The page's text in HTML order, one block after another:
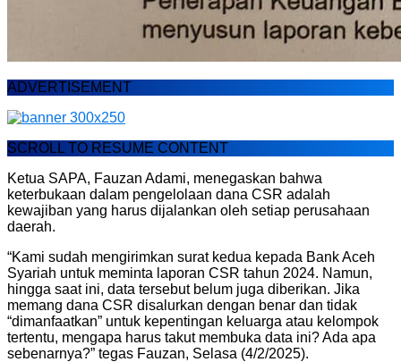
ADVERTISEMENT
SCROLL TO RESUME CONTENT
Ketua SAPA, Fauzan Adami, menegaskan bahwa
keterbukaan dalam pengelolaan dana CSR adalah
kewajiban yang harus dijalankan oleh setiap perusahaan
daerah.
“Kami sudah mengirimkan surat kedua kepada Bank Aceh
Syariah untuk meminta laporan CSR tahun 2024. Namun,
hingga saat ini, data tersebut belum juga diberikan. Jika
memang dana CSR disalurkan dengan benar dan tidak
“dimanfaatkan” untuk kepentingan keluarga atau kelompok
tertentu, mengapa harus takut membuka data ini? Ada apa
sebenarnya?” tegas Fauzan, Selasa (4/2/2025).